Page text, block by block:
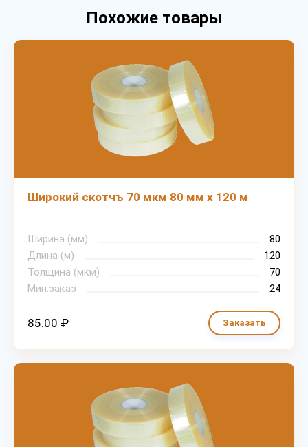
Похожие товары
Широкий скотчъ 70 мкм 80 мм х 120 м
Ширина (мм)
80
Длина (м)
120
Толщина (мкм)
70
Мин.заказ
24
85.00 ₽ Заказать